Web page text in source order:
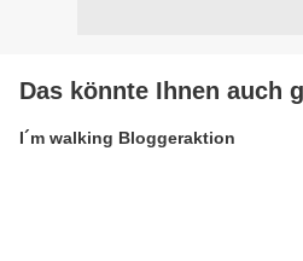
Das könnte Ihnen auch
I´m walking Bloggeraktion